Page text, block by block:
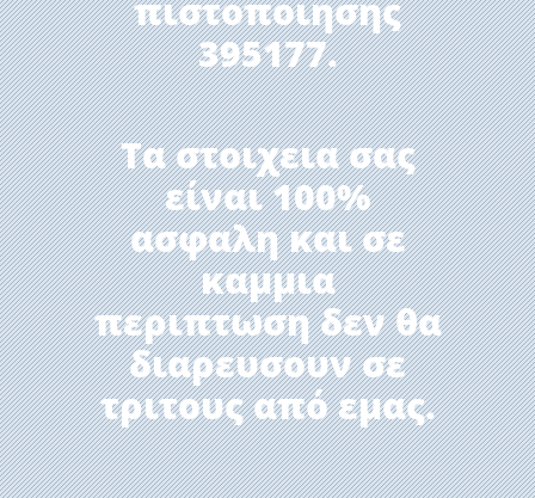
πιστοποιησης
395177.
Τα στοιχεια σας
είναι 100%
ασφαλη και σε
καμμια
περιπτωση δεν θα
διαρευσουν σε
τριτους από εμας.